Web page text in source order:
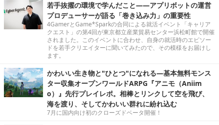
若手抜擢の環境で学んだこと――アプリボットの運営
プロデューサーが語る「巻き込み力」の重要性
4GamerとGame*Sparkの合同による就活イベント「キャリア
クエスト」の第4回が東京都立産業貿易センター浜松町館で開催
されました。このイベントに合わせ、自身の就活時のエピソー
ドを若手クリエイターに聞いてみたので、その模様をお届けし
ます。
かわいい生き物と"ひとつ"になれる―基本無料モンス
ター収集オープンワールドARPG『アニモ（Aniim
o）』先行プレイレポ。相棒とリンクして空を飛び、
海を渡り、そしてかわいい群れに紛れ込む
7月に国内向け初のクローズドベータ開催！